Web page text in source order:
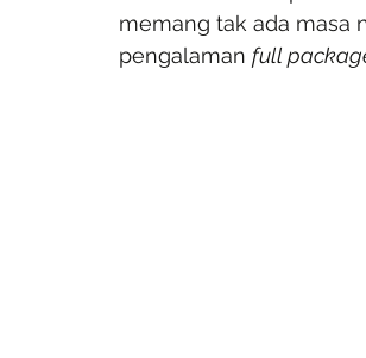
memang tak ada masa
pengalaman full